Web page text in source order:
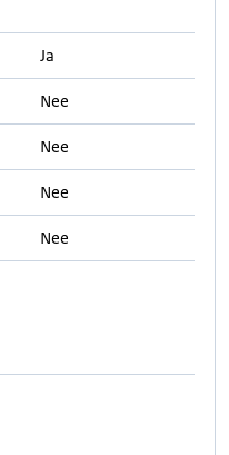
Ja
Nee
Nee
Nee
Nee